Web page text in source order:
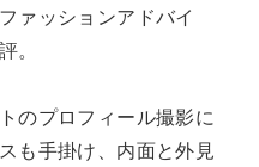
ァッションアドバイ
。
のプロフィール撮影に
も手掛け、内面と外見